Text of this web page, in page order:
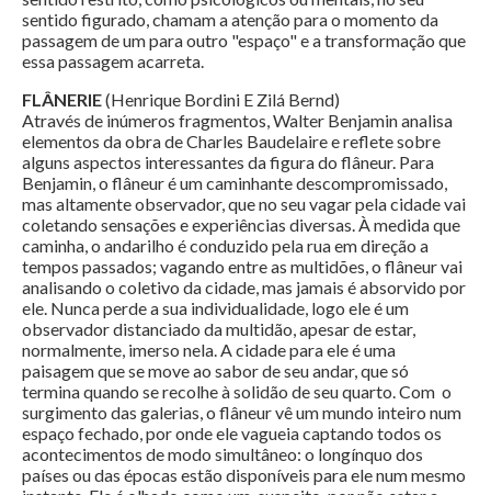
sentido figurado, chamam a atenção para o momento da
passagem de um para outro "espaço" e a transformação que
essa passagem acarreta.
FLÂNERIE(Henrique Bordini E Zilá Bernd)
Através de inúmeros fragmentos, Walter Benjamin analisa
elementos da obra de Charles Baudelaire e reflete sobre
alguns aspectos interessantes da figura do flâneur. Para
Benjamin, o flâneur é um caminhante descompromissado,
mas altamente observador, que no seu vagar pela cidade vai
coletando sensações e experiências diversas. À medida que
caminha, o andarilho é conduzido pela rua em direção a
tempos passados; vagando entre as multidões, o flâneur vai
analisando o coletivo da cidade, mas jamais é absorvido por
ele. Nunca perde a sua individualidade, logo ele é um
observador distanciado da multidão, apesar de estar,
normalmente, imerso nela. A cidade para ele é uma
paisagem que se move ao sabor de seu andar, que só
termina quando se recolhe à solidão de seu quarto. Com o
surgimento das galerias, o flâneur vê um mundo inteiro num
espaço fechado, por onde ele vagueia captando todos os
acontecimentos de modo simultâneo: o longínquo dos
países ou das épocas estão disponíveis para ele num mesmo